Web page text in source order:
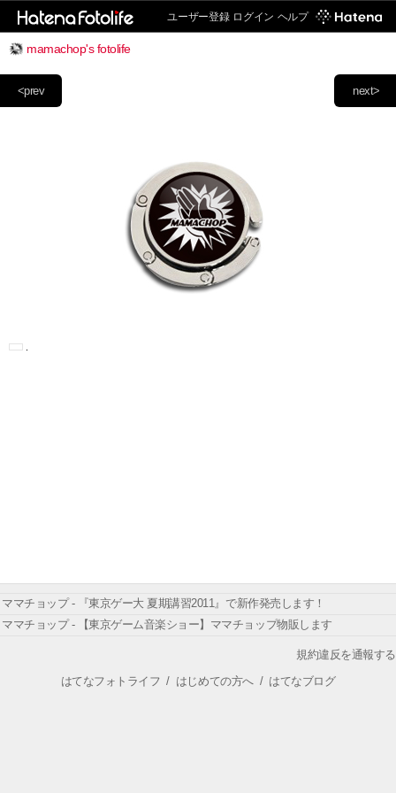
ユーザー登録 ログイン ヘルプ
mamachop's fotolife
next>
<prev
ママチョップ - 『東京ゲー大 夏期講習2011』で新作発売します！
ママチョップ - 【東京ゲーム音楽ショー】ママチョップ物販します
規約違反を通報する
はてなフォトライフ / はじめての方へ/ はてなブログ